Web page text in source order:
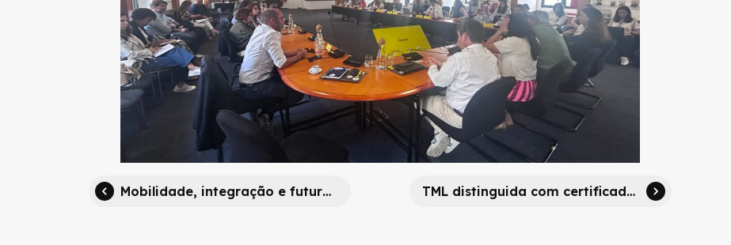
Mobilidade, integração e futuro: Carlos Humberto Carvalho na Mobilidade Mais Talks TML distinguida com certificado GoGreen Plus da DHL em operação logística sustentável